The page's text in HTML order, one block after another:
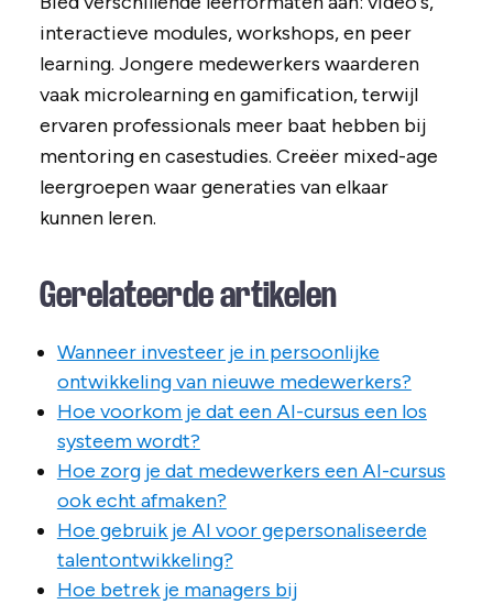
interactieve modules, workshops, en peer
learning. Jongere medewerkers waarderen
vaak microlearning en gamification, terwijl
ervaren professionals meer baat hebben bij
mentoring en casestudies. Creëer mixed-age
leergroepen waar generaties van elkaar
kunnen leren.
Gerelateerde artikelen
Wanneer investeer je in persoonlijke
ontwikkeling van nieuwe medewerkers?
Hoe voorkom je dat een AI-cursus een los
systeem wordt?
Hoe zorg je dat medewerkers een AI-cursus
ook echt afmaken?
Hoe gebruik je AI voor gepersonaliseerde
talentontwikkeling?
Hoe betrek je managers bij